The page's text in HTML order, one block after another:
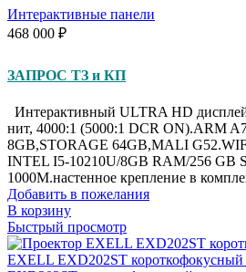
Интерактивные панели
468 000 ₽
ЗАПРОС ТЗ и КП
Интерактивный ULTRA HD
нит, 4000:1 (5000:1 DCR ON).ARM
8GB,STORAGE 64GB,MALI
INTEL I5-10210U/8GB RAM/256 GB
1000M.настенное крепление в
Добавить в пожелания
В корзину
Быстрый просмотр